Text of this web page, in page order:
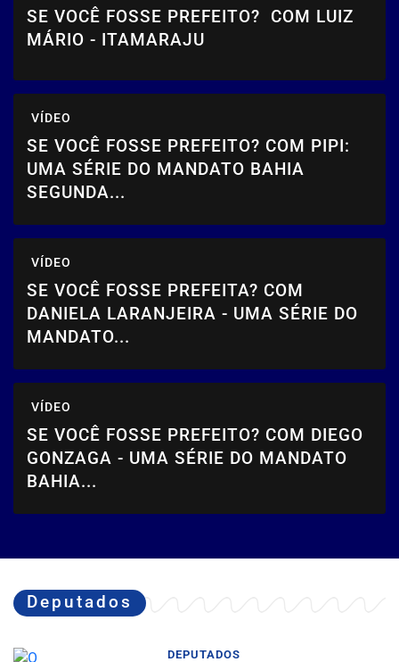
SE VOCÊ FOSSE PREFEITO? COM LUIZ
MÁRIO - ITAMARAJU
VÍDEO
SE VOCÊ FOSSE PREFEITO? COM PIPI:
UMA SÉRIE DO MANDATO BAHIA
SEGUNDA...
VÍDEO
SE VOCÊ FOSSE PREFEITA? COM
DANIELA LARANJEIRA - UMA SÉRIE DO
MANDATO...
VÍDEO
SE VOCÊ FOSSE PREFEITO? COM DIEGO
GONZAGA - UMA SÉRIE DO MANDATO
BAHIA...
Deputados
DEPUTADOS